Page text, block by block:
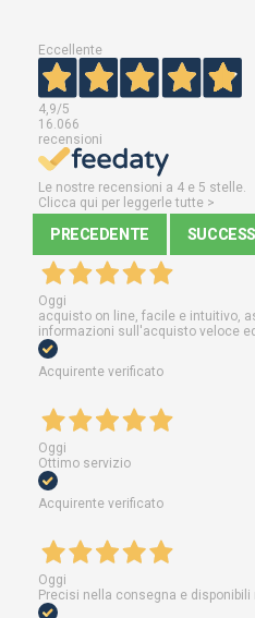
Eccellente
4,9/5
16.066
recensioni
Le nostre recensioni a 4 e 5 stelle.
Clicca qui per leggerle tutte >
PRECEDENTE
Oggi
acquisto on line, facile e intuitivo,
informazioni sull'acquisto veloce
Acquirente verificato
Oggi
Ottimo servizio
Acquirente verificato
Oggi
Precisi nella consegna e